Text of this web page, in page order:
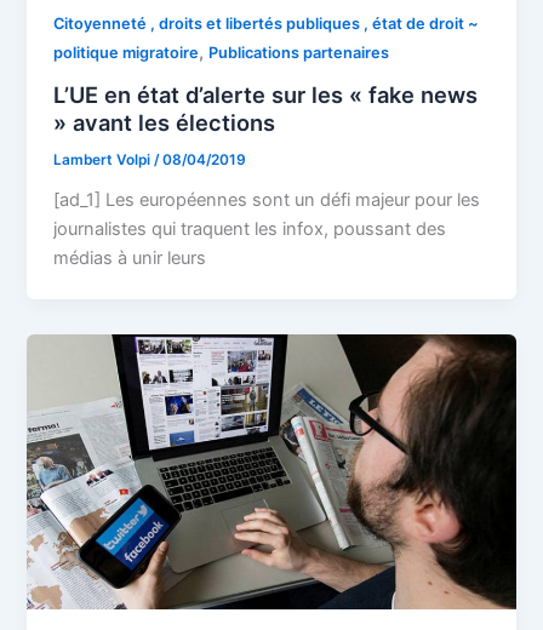
Citoyenneté , droits et libertés publiques , état de droit ~
politique migratoire, Publications partenaires
L’UE en état d’alerte sur les « fake news
» avant les élections
Lambert Volpi/08/04/2019
[ad_1] Les européennes sont un défi majeur pour les
journalistes qui traquent les infox, poussant des
médias à unir leurs